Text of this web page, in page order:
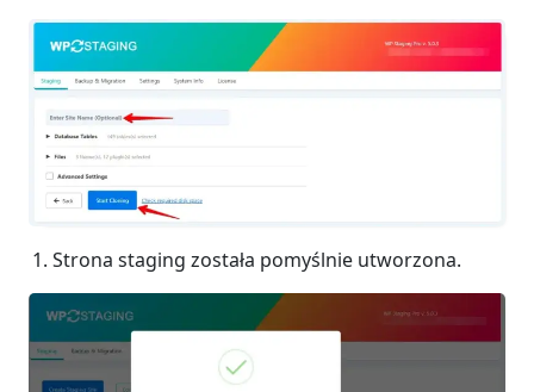
Strona staging została pomyślnie utworzona.